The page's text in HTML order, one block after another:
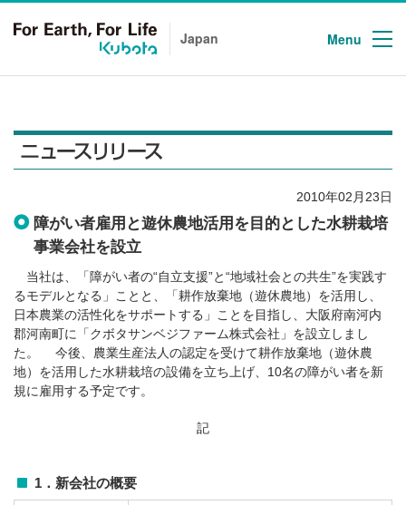
Japan Menu
2010年02月23日
障がい者雇用と遊休農地活用を目的とした水耕栽培
事業会社を設立
当社は、「障がい者の“自立支援”と“地域社会との共生”を実践す
るモデルとなる」ことと、「耕作放棄地（遊休農地）を活用し、
日本農業の活性化をサポートする」ことを目指し、大阪府南河内
郡河南町に「クボタサンベジファーム株式会社」を設立しまし
た。 今後、農業生産法人の認定を受けて耕作放棄地（遊休農
地）を活用した水耕栽培の設備を立ち上げ、10名の障がい者を新
規に雇用する予定です。
記
1．新会社の概要